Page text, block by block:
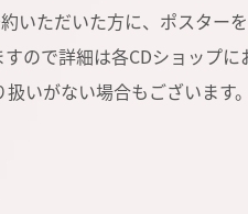
いただいた方に、ポスターを
ので詳細は各CDショップに
いがない場合もございます。